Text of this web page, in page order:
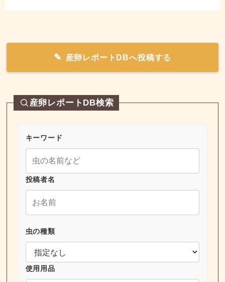
産卵レポートDBへ投稿する
産卵レポートDB検索
キーワード
投稿者名
虫の種類
使用用品